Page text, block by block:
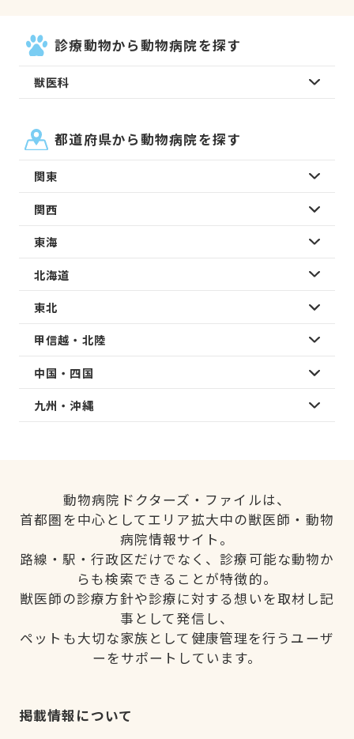
診療動物から動物病院を探す
獣医科
都道府県から動物病院を探す
関東
関西
東海
北海道
東北
甲信越・北陸
中国・四国
九州・沖縄
動物病院ドクターズ・ファイルは、
首都圏を中心としてエリア拡大中の獣医師・動物
病院情報サイト。
路線・駅・行政区だけでなく、診療可能な動物か
らも検索できることが特徴的。
獣医師の診療方針や診療に対する想いを取材し記
事として発信し、
ペットも大切な家族として健康管理を行うユーザ
ーをサポートしています。
掲載情報について